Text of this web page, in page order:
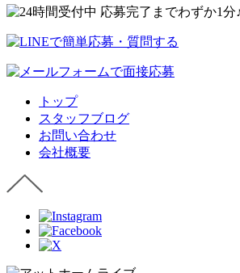
トップ
スタッフブログ
お問い合わせ
会社概要